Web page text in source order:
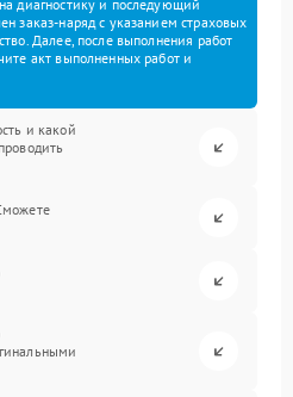
диагностику и последующий
заказ-наряд с указанием страховых
Далее, после выполнения работ
акт выполненных работ и
и какой